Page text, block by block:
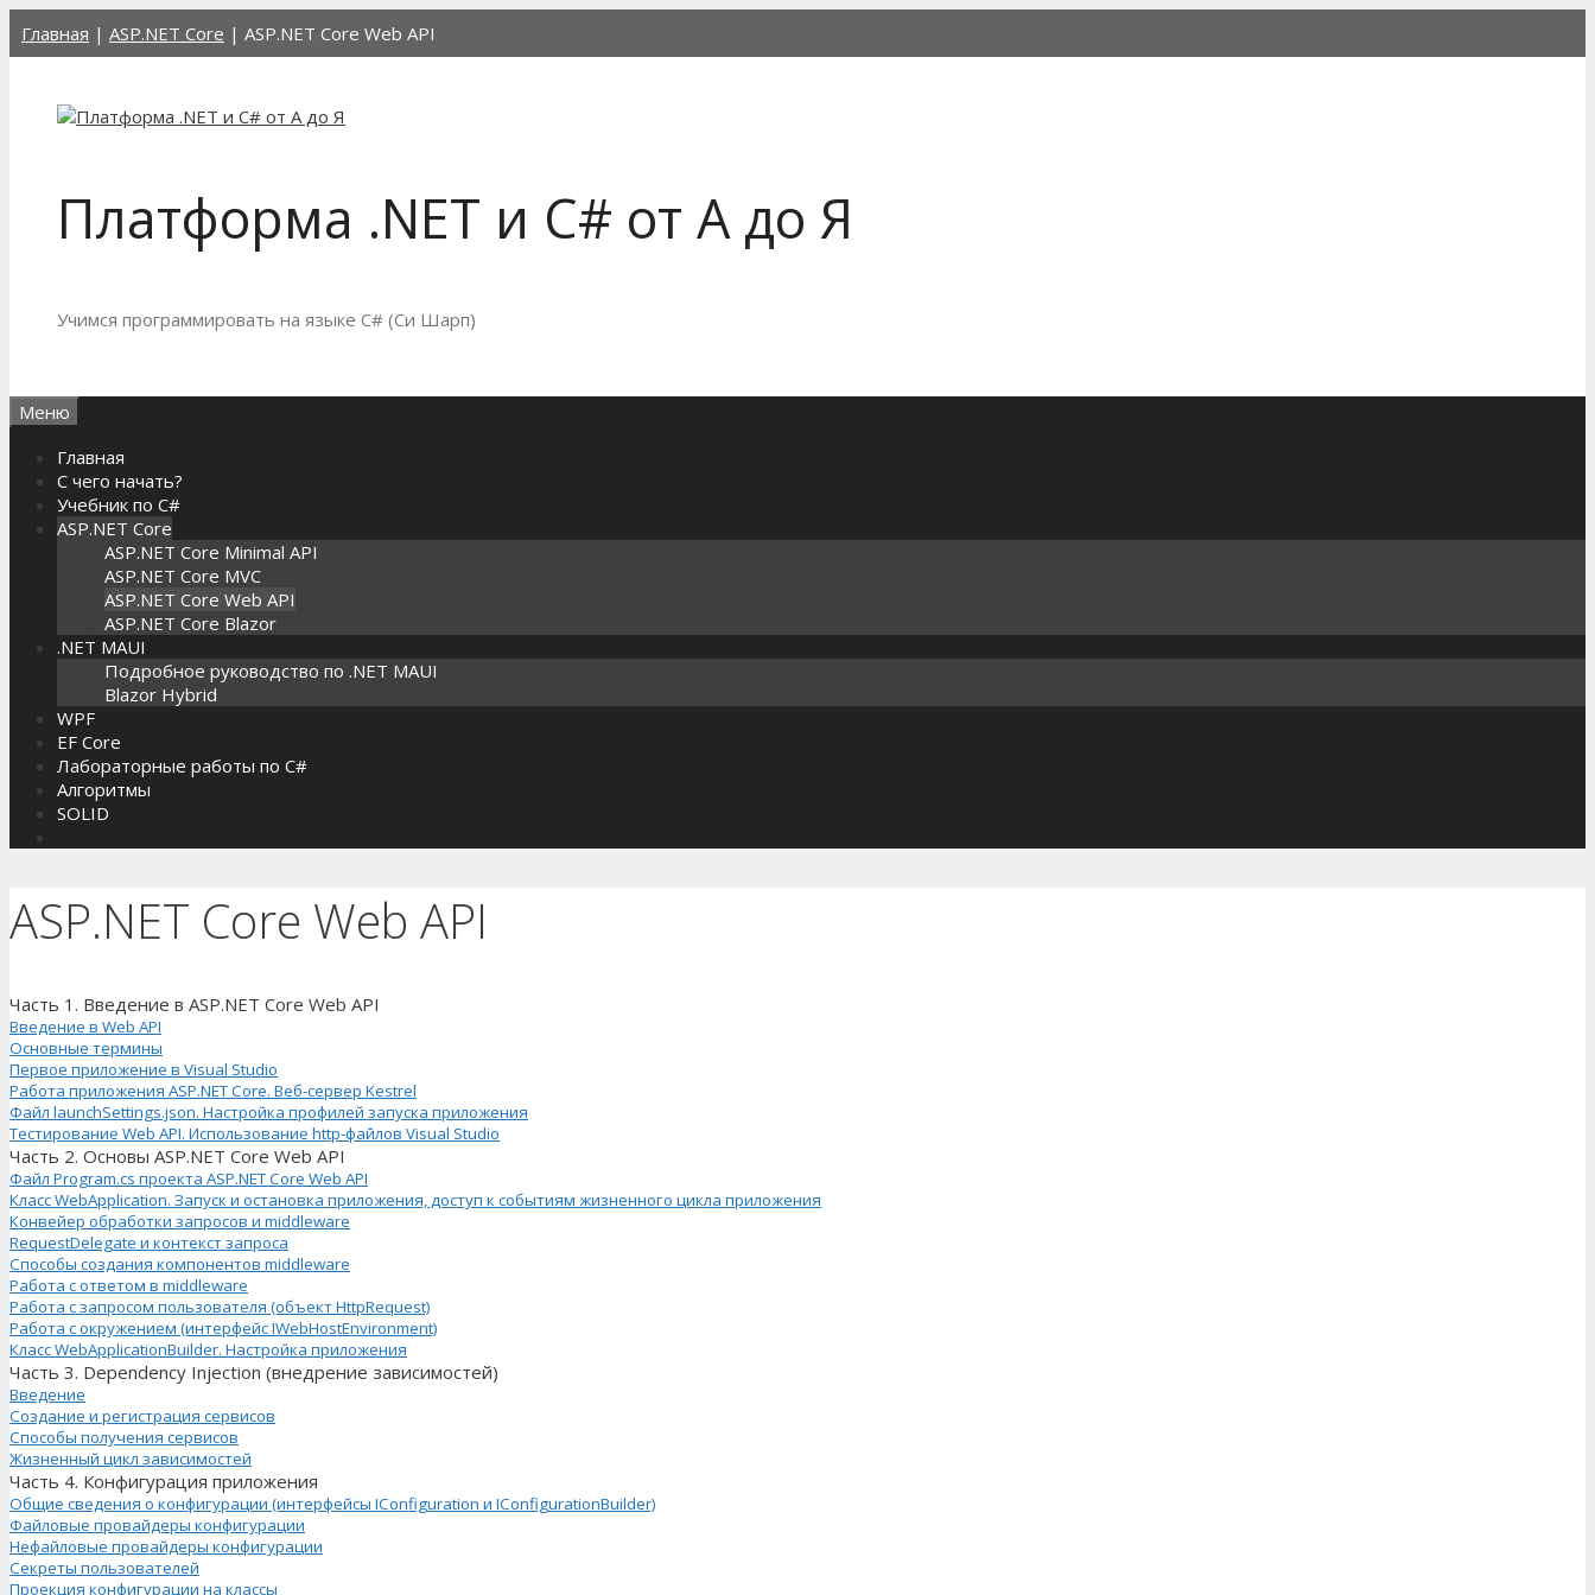
Главная | ASP.NET Core | ASP.NET Core Web API
Платформа .NET и C# от А до Я
Учимся программировать на языке C# (Си Шарп)
Меню
Главная
С чего начать?
Учебник по C#
ASP.NET Core
ASP.NET Core Minimal API
ASP.NET Core MVC
ASP.NET Core Web API
ASP.NET Core Blazor
.NET MAUI
Подробное руководство по .NET MAUI
Blazor Hybrid
WPF
EF Core
Лабораторные работы по C#
Алгоритмы
SOLID
ASP.NET Core Web API
Часть 1. Введение в ASP.NET Core Web API
Введение в Web API
Основные термины
Первое приложение в Visual Studio
Работа приложения ASP.NET Core. Веб-сервер Kestrel
Файл launchSettings.json. Настройка профилей запуска приложения
Тестирование Web API. Использование http-файлов Visual Studio
Часть 2. Основы ASP.NET Core Web API
Файл Program.cs проекта ASP.NET Core Web API
Класс WebApplication. Запуск и остановка приложения, доступ к событиям жизненного цикла приложения
Конвейер обработки запросов и middleware
RequestDelegate и контекст запроса
Способы создания компонентов middleware
Работа с ответом в middleware
Работа с запросом пользователя (объект HttpRequest)
Работа с окружением (интерфейс IWebHostEnvironment)
Класс WebApplicationBuilder. Настройка приложения
Часть 3. Dependency Injection (внедрение зависимостей)
Введение
Создание и регистрация сервисов
Способы получения сервисов
Жизненный цикл зависимостей
Часть 4. Конфигурация приложения
Общие сведения о конфигурации (интерфейсы IConfiguration и IConfigurationBuilder)
Файловые провайдеры конфигурации
Нефайловые провайдеры конфигурации
Секреты пользователей
Проекция конфигурации на классы